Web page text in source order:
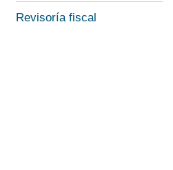
Revisoría fiscal